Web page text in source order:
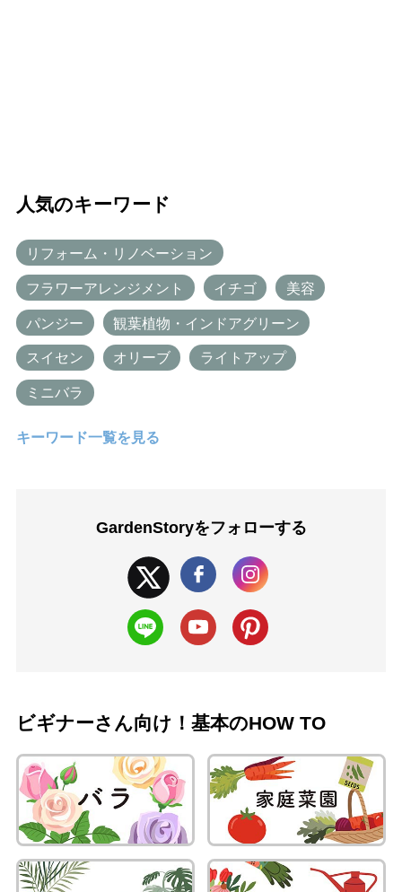
人気のキーワード
リフォーム・リノベーション
フラワーアレンジメント イチゴ 美容
パンジー 観葉植物・インドアグリーン
スイセン オリーブ ライトアップ
ミニバラ
キーワード一覧を見る
GardenStoryをフォローする
ビギナーさん向け！基本のHOW TO